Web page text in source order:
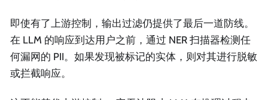
即使有了上游控制，输出过滤仍提供了最后一道防线。
在 LLM 的响应到达用户之前，通过 NER 扫描器检测任
何漏网的 PII。如果发现被标记的实体，则对其进行脱敏
或拦截响应。